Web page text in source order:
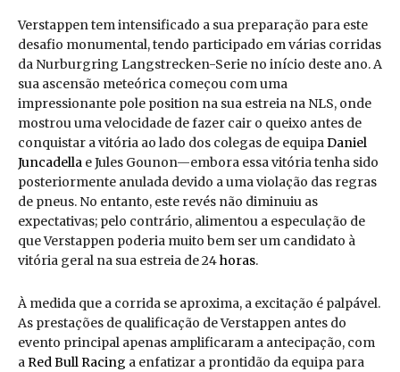
Verstappen tem intensificado a sua preparação para este
desafio monumental, tendo participado em várias corridas
da Nurburgring Langstrecken-Serie no início deste ano. A
sua ascensão meteórica começou com uma
impressionante pole position na sua estreia na NLS, onde
mostrou uma velocidade de fazer cair o queixo antes de
conquistar a vitória ao lado dos colegas de equipaDaniel
Juncadella e Jules Gounon—embora essa vitória tenha sido
posteriormente anulada devido a uma violação das regras
de pneus. No entanto, este revés não diminuiu as
expectativas; pelo contrário, alimentou a especulação de
que Verstappen poderia muito bem ser um candidato à
vitória geral na sua estreia de 24horas.
À medida que a corrida se aproxima, a excitação é palpável.
As prestações de qualificação de Verstappen antes do
evento principal apenas amplificaram a antecipação, com
aRed Bull Racing a enfatizar a prontidão da equipa para